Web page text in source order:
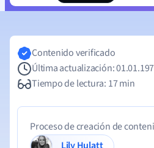
Contenido verificado
Última actualización:
Tiempo de lectura: 17 min
Proceso de creación de